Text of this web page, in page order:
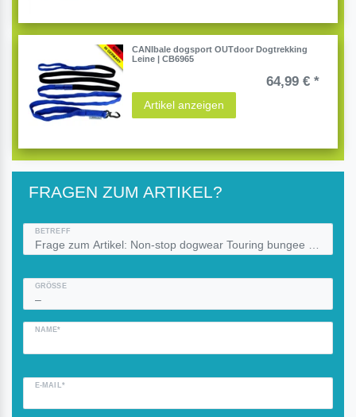
CANIbale dogsport OUTdoor Dogtrekking
Leine | CB6965
64,99 € *
Artikel anzeigen
FRAGEN ZUM ARTIKEL?
BETREFF
GRÖSSE
NAME*
E-MAIL*